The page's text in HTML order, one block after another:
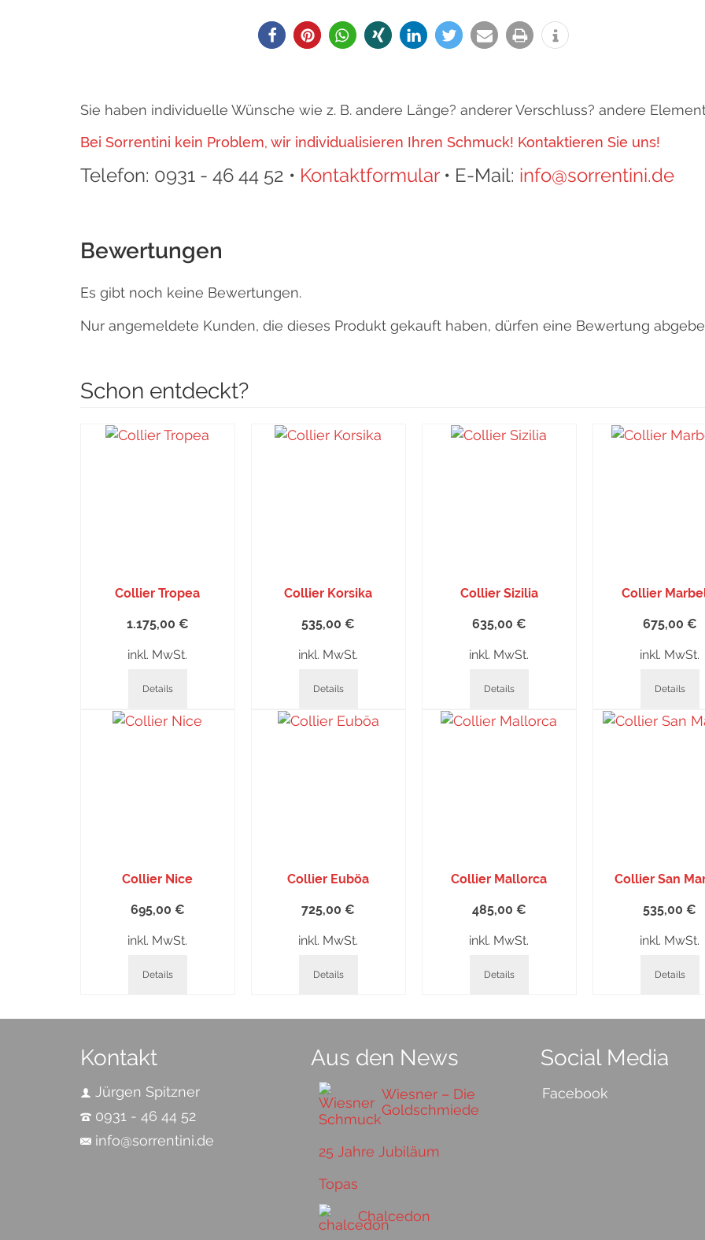
Sie haben individuelle Wünsche wie z. B. andere Länge? anderer Verschluss? andere
Bei Sorrentini kein Problem, wir individualisieren Ihren Schmuck! Kontaktieren Sie uns!
Telefon: 0931 - 46 44 52 • Kontaktformular• E-Mail: info@sorrentini.de
Bewertungen
Es gibt noch keine Bewertungen.
Nur angemeldete Kunden, die dieses Produkt gekauft haben, dürfen eine Bewertung
Schon entdeckt?
Collier Tropea
1.175,00 €
inkl. MwSt.
Details
Collier Korsika
535,00€
inkl. MwSt.
Details
Collier Sizilia
635,00 €
inkl. MwSt.
Details
Collier
675,00 €
inkl. MwSt.
Details
Collier Nice
695,00 €
inkl. MwSt.
Details
Collier Euböa
725,00€
inkl. MwSt.
Details
Collier Mallorca
485,00 €
inkl. MwSt.
Details
Collier San
535,00€
inkl. MwSt.
Details
Kontakt
Jürgen Spitzner
0931 - 46 44 52
info@sorrentini.de
Aus den News
Wiesner – Die
Goldschmiede
25 Jahre Jubiläum
Topas
Chalcedon
Social Media
Facebook